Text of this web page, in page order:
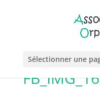
Sélectionner une